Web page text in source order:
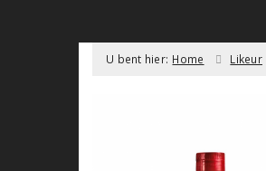
U bent hier: Home Likeur